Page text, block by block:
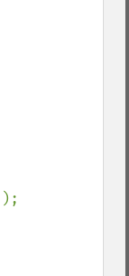
);